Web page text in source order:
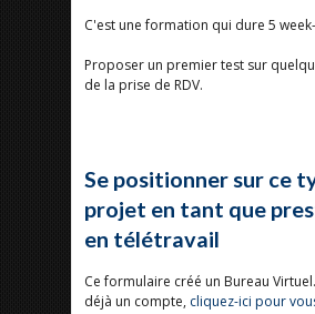
C'est une formation qui dure 5
Proposer un premier test sur
de la prise de RDV.
Se positionner sur ce
projet en tant que
en télétravail
Ce formulaire créé un Bureau
déjà un compte, cliquez-ici pour